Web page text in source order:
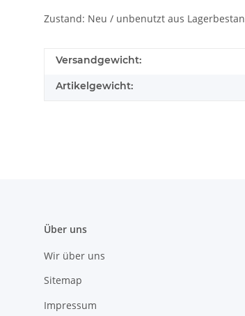
Zustand: Neu / unbenutzt aus
Versandgewicht:
Artikelgewicht:
Über uns
Wir über uns
Sitemap
Impressum